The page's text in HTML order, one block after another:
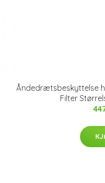
Åndedrætsbeskyttelse
Filter